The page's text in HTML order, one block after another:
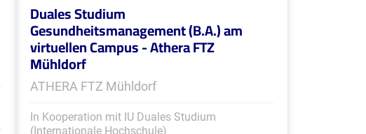
Duales Studium
Gesundheitsmanagement (B.A.) am
virtuellen Campus - Athera FTZ
Mühldorf
ATHERA FTZ Mühldorf
In Kooperation mit IU Duales Studium
(Internationale Hochschule)